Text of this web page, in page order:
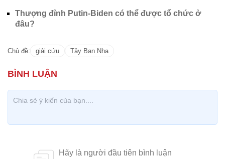
Thượng đỉnh Putin-Biden có thể được tổ chức ở
đâu?
Chủ đề: giải cứu Tây Ban Nha